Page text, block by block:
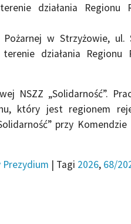
działania Regionu
w Strzyżowie, ul.
działania Regionu
NSZZ „Solidarność”.
który jest regionem
przy
| Tagi 2026, 68/